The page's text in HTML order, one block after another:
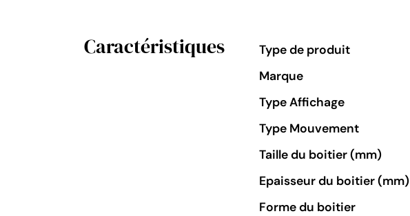
Caractéristiques Type de produit
Marque
Type Affichage
Type Mouvement
Taille du boitier (mm)
Epaisseur du boitier (mm)
Forme du boitier